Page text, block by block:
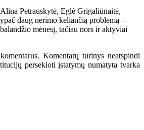
Petrauskytė, Eglė Grigaliūnaitė,
daug nerimo keliančią problemą –
mėnesį, tačiau nors ir aktyviai
Komentarų turinys neatspindi
persekioti įstatymų numatyta tvarka